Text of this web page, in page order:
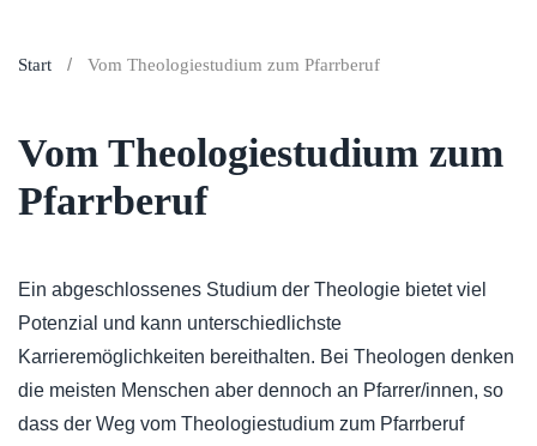
Start Vom Theologiestudium zum Pfarrberuf
Vom Theologiestudium zum
Pfarrberuf
Ein abgeschlossenes Studium der Theologie bietet viel
Potenzial und kann unterschiedlichste
Karrieremöglichkeiten bereithalten. Bei Theologen denken
die meisten Menschen aber dennoch an Pfarrer/innen, so
dass der Weg vom Theologiestudium zum Pfarrberuf